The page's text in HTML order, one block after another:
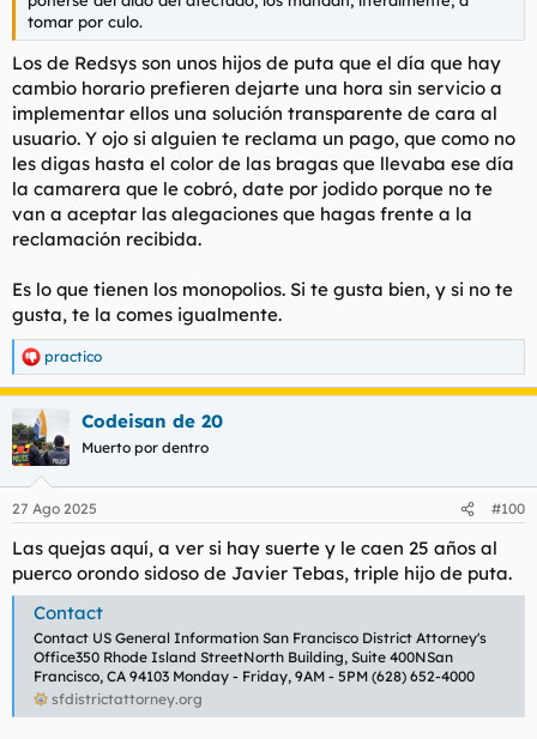
tomar por culo.
Los de Redsys son unos hijos de puta que el día que hay
cambio horario prefieren dejarte una hora sin servicio a
implementar ellos una solución transparente de cara al
usuario. Y ojo si alguien te reclama un pago, que como no
les digas hasta el color de las bragas que llevaba ese día
la camarera que le cobró, date por jodido porque no te
van a aceptar las alegaciones que hagas frente a la
reclamación recibida.
Es lo que tienen los monopolios. Si te gusta bien, y si no te
gusta, te la comes igualmente.
R
e
a
c
c
i
e
:
practico
Codeisan de 20
Muerto por dentro
27 Ago 2025 #100
Las quejas aquí, a ver si hay suerte y le caen 25 años al
puerco orondo sidoso de Javier Tebas, triple hijo de puta.
Contact
Contact US General Information San Francisco District Attorney's
Office350 Rhode Island StreetNorth Building, Suite 400NSan
Francisco, CA 94103 Monday - Friday, 9AM - 5PM (628) 652-4000
sfdistrictattorney.org